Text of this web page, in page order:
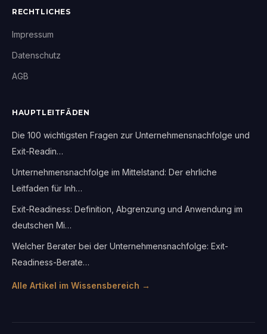
RECHTLICHES
Impressum
Datenschutz
AGB
HAUPTLEITFÄDEN
Die 100 wichtigsten Fragen zur Unternehmensnachfolge und
Exit-Readin…
Unternehmensnachfolge im Mittelstand: Der ehrliche
Leitfaden für Inh…
Exit-Readiness: Definition, Abgrenzung und Anwendung im
deutschen Mi…
Welcher Berater bei der Unternehmensnachfolge: Exit-
Readiness-Berate…
Alle Artikel im Wissensbereich →